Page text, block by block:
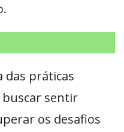
das práticas
sentir
os desafios